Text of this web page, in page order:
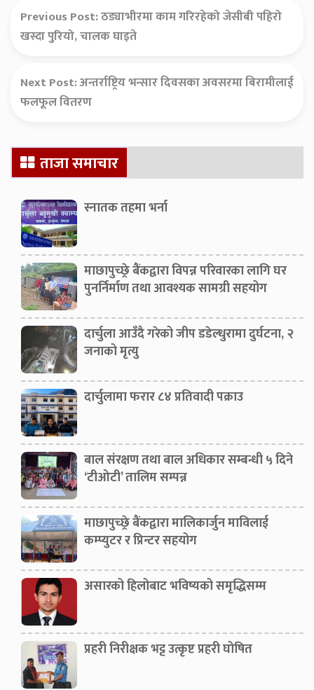
Previous Post:ठड्याभीरमा काम गरिरहेको जेसीबी पहिरो
खस्दा पुरियो, चालक घाइते
Next Post:अन्तर्राष्ट्रिय भन्सार दिवसका अवसरमा बिरामीलाई
फलफूल वितरण
Secondary
Sidebarताजा समाचार
स्नातक तहमा भर्ना
माछापुच्छ्रे बैंकद्वारा विपन्न परिवारका लागि घर
पुनर्निर्माण तथा आवश्यक सामग्री सहयोग
दार्चुला आउँदै गरेको जीप डडेल्धुरामा दुर्घटना, २
जनाको मृत्यु
दार्चुलामा फरार ८४ प्रतिवादी पक्राउ
बाल संरक्षण तथा बाल अधिकार सम्बन्धी ५ दिने
‘टीओटी’ तालिम सम्पन्न
माछापुच्छ्रे बैंकद्वारा मालिकार्जुन माविलाई
कम्प्युटर र प्रिन्टर सहयोग
असारको हिलोबाट भविष्यको समृद्धिसम्म
प्रहरी निरीक्षक भट्ट उत्कृष्ट प्रहरी घोषित